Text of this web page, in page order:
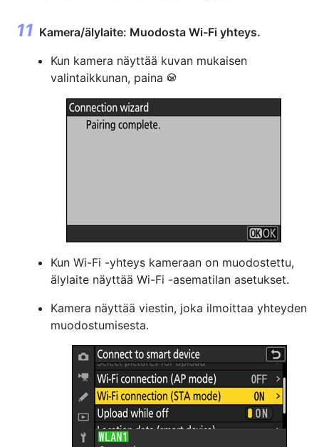
Kamera/älylaite: Muodosta Wi-Fi yhteys.
Kun kamera näyttää kuvan mukaisen
valintaikkunan, paina J
Kun Wi-Fi -yhteys kameraan on muodostettu,
älylaite näyttää Wi-Fi -asematilan asetukset.
Kamera näyttää viestin, joka ilmoittaa yhteyden
muodostumisesta.